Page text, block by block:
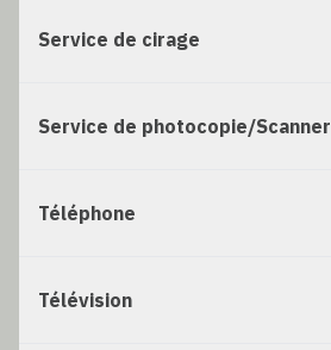
Service de cirage
Service de photocopie/Scanner
Téléphone
Télévision